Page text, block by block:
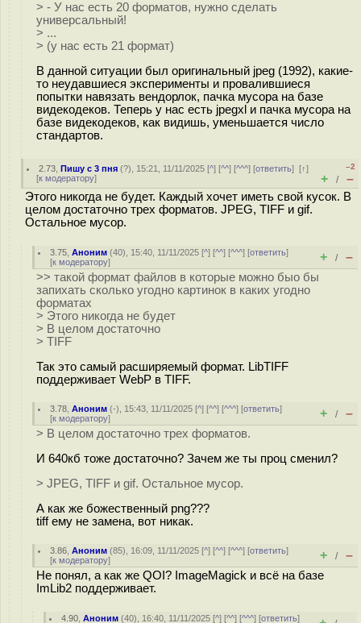
> - У нас есть 20 форматов, нужно сделать
универсальный!
> ...
> (у нас есть 21 формат)
В данной ситуации был оригинальный jpeg (1992), какие-
то неудавшиеся эксперименты и провалившиеся
попытки навязать вендорлок, пачка мусора на базе
видекодеков. Теперь у нас есть jpegxl и пачка мусора на
базе видекодеков, как видишь, уменьшается число
стандартов.
2.73 ,Пишу с 3 пня (?), 15:21, 11/11/2025 [^] [^^] [^^^] [ответить][↑]
[к модератору]
–2
+ / –
Этого никогда не будет. Каждый хочет иметь свой кусок. В
целом достаточно трех форматов. JPEG, TIFF и gif.
Остальное мусор.
3.75 ,Аноним (40), 15:40, 11/11/2025 [^] [^^] [^^^] [ответить]
[к модератору] + / –
>> такой формат файлов в которые можно быо бы
запихать сколько угодно картинок в каких угодно
форматах
> Этого никогда не будет
> В целом достаточно
> TIFF
Так это самый расширяемый формат. LibTIFF
поддерживает WebP в TIFF.
3.78 ,Аноним (-), 15:43, 11/11/2025 [^] [^^] [^^^] [ответить]
[к модератору] + / –
> В целом достаточно трех форматов.
И 640кб тоже достаточно? Зачем же ты проц сменил?
> JPEG, TIFF и gif. Остальное мусор.
А как же божественный png???
tiff ему не замена, вот никак.
3.86 ,Аноним (85), 16:09, 11/11/2025 [^] [^^] [^^^] [ответить]
[к модератору] + / –
Не понял, а как же QOI? ImageMagick и всё на базе
ImLib2 поддерживает.
4.90 ,Аноним (40), 16:40, 11/11/2025 [^] [^^] [^^^] [ответить]